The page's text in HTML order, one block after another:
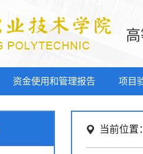
资金使用和管理报告 项目
当前位置